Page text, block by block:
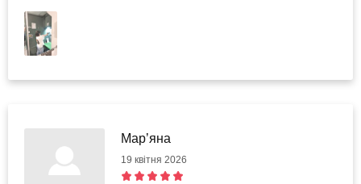
Марʼяна
19 квітня 2026